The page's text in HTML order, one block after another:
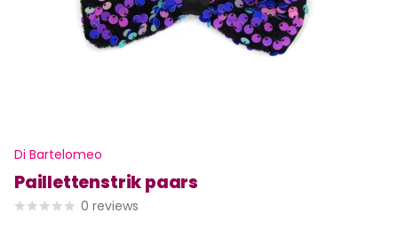
Di Bartelomeo
Paillettenstrik paars
0 reviews